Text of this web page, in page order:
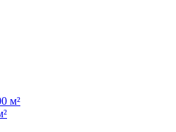
м²